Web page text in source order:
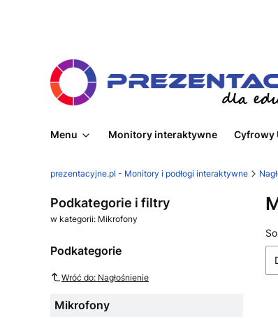
Menu Monitory interaktywne Cyfrowy
prezentacyjne.pl - Monitory i podłogi interaktywne
Podkategorie i filtry
w kategorii: Mikrofony
Podkategorie
Wróć do: Nagłośnienie
Mikrofony